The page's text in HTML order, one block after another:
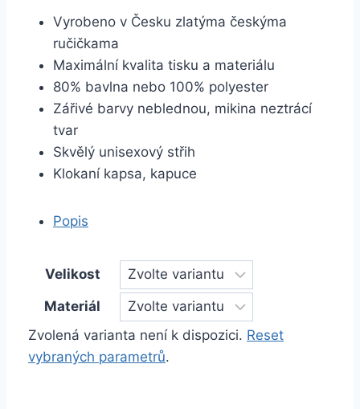
Vyrobeno v Česku zlatýma českýma
ručičkama
Maximální kvalita tisku a materiálu
80% bavlna nebo 100% polyester
Zářivé barvy neblednou, mikina neztrácí
tvar
Skvělý unisexový střih
Klokaní kapsa, kapuce
Popis
Velikost
Materiál
Zvolená varianta není k dispozici. Reset
vybraných parametrů.